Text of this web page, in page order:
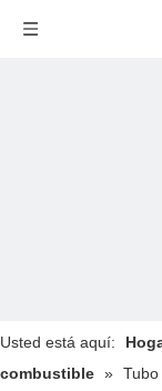
Usted está aquí:
combustible »